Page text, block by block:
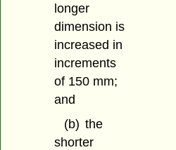
longer
dimension is
increased in
increments
of 150 mm;
and
(b) the
shorter